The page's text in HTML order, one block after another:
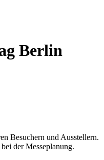
Berlin
Besuchern und Ausstellern.
der Messeplanung.